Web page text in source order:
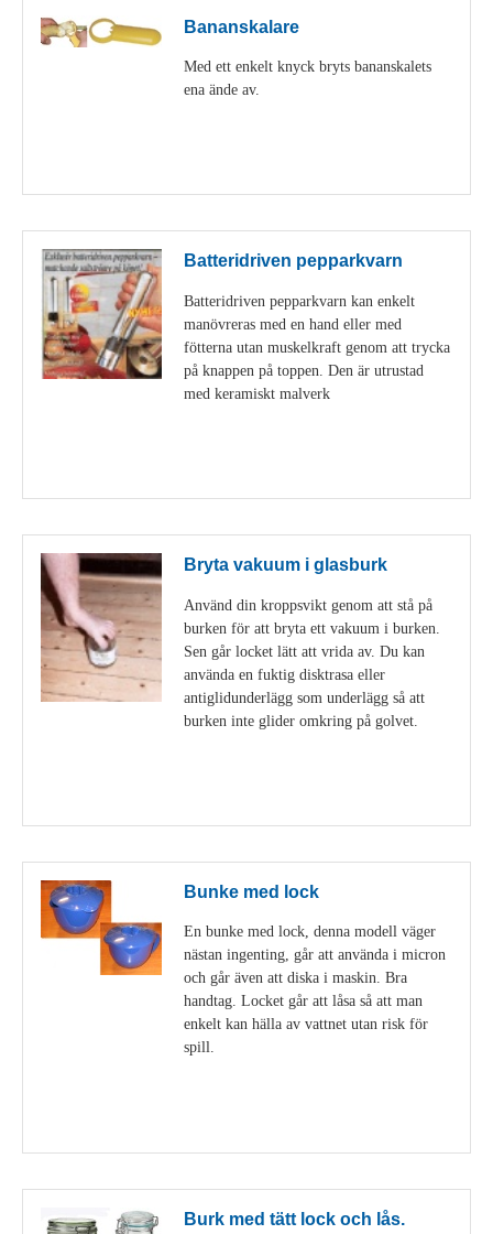
Bananskalare
Med ett enkelt knyck bryts bananskalets
ena ände av.
Batteridriven pepparkvarn
Batteridriven pepparkvarn kan enkelt
manövreras med en hand eller med
fötterna utan muskelkraft genom att trycka
på knappen på toppen. Den är utrustad
med keramiskt malverk
Bryta vakuum i glasburk
Använd din kroppsvikt genom att stå på
burken för att bryta ett vakuum i burken.
Sen går locket lätt att vrida av. Du kan
använda en fuktig disktrasa eller
antiglidunderlägg som underlägg så att
burken inte glider omkring på golvet.
Bunke med lock
En bunke med lock, denna modell väger
nästan ingenting, går att använda i micron
och går även att diska i maskin. Bra
handtag. Locket går att låsa så att man
enkelt kan hälla av vattnet utan risk för
spill.
Burk med tätt lock och lås.